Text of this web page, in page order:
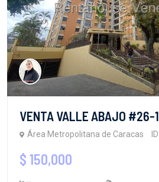
VENTA VALLE ABAJO #26-
Área Metropolitana de Caracas
$ 150,000